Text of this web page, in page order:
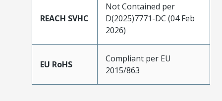
REACH SVHC
Not Contained per
D(2025)7771-DC (04 Feb
2026)
EU RoHS
Compliant per EU
2015/863